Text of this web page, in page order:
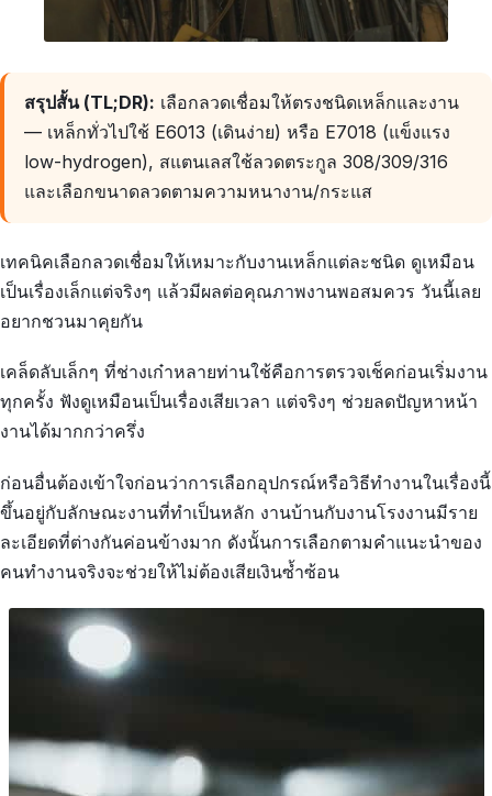
สรุปสั้น (TL;DR): เลือกลวดเชื่อมให้ตรงชนิดเหล็กและงาน
— เหล็กทั่วไปใช้ E6013 (เดินง่าย) หรือ E7018 (แข็งแรง
low-hydrogen), สแตนเลสใช้ลวดตระกูล 308/309/316
และเลือกขนาดลวดตามความหนางาน/กระแส
เทคนิคเลือกลวดเชื่อมให้เหมาะกับงานเหล็กแต่ละชนิด ดูเหมือน
เป็นเรื่องเล็กแต่จริงๆ แล้วมีผลต่อคุณภาพงานพอสมควร วันนี้เลย
อยากชวนมาคุยกัน
เคล็ดลับเล็กๆ ที่ช่างเก๋าหลายท่านใช้คือการตรวจเช็คก่อนเริ่มงาน
ทุกครั้ง ฟังดูเหมือนเป็นเรื่องเสียเวลา แต่จริงๆ ช่วยลดปัญหาหน้า
งานได้มากกว่าครึ่ง
ก่อนอื่นต้องเข้าใจก่อนว่าการเลือกอุปกรณ์หรือวิธีทำงานในเรื่องนี้
ขึ้นอยู่กับลักษณะงานที่ทำเป็นหลัก งานบ้านกับงานโรงงานมีราย
ละเอียดที่ต่างกันค่อนข้างมาก ดังนั้นการเลือกตามคำแนะนำของ
คนทำงานจริงจะช่วยให้ไม่ต้องเสียเงินซ้ำซ้อน